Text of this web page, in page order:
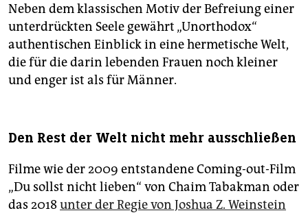
Neben dem klassischen Motiv der Befreiung einer
unterdrückten Seele gewährt „Unorthodox“
authentischen Einblick in eine hermetische Welt,
die für die darin lebenden Frauen noch kleiner
und enger ist als für Männer.
Den Rest der Welt nicht mehr ausschließen
Filme wie der 2009 entstandene Coming-out-Film
„Du sollst nicht lieben“ von Chaim Tabakman oder
das 2018unter der Regie von Joshua Z. Weinstein